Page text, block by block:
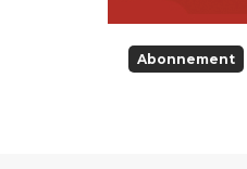
Abonnement